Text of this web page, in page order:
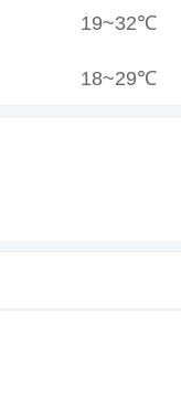
19~32℃
18~29℃